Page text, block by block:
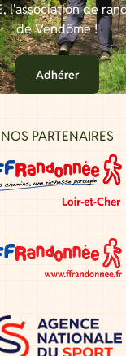
l'association de
de Vendôme !
Adhérer
NOS PARTENAIRES